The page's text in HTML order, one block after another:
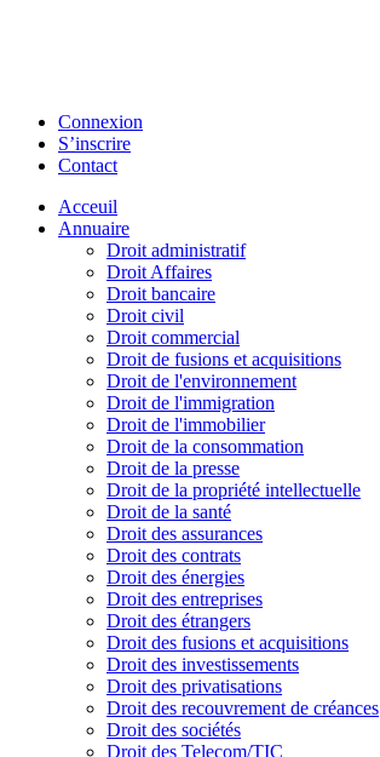
Connexion
S’inscrire
Contact
Acceuil
Annuaire
Droit administratif
Droit Affaires
Droit bancaire
Droit civil
Droit commercial
Droit de fusions et acquisitions
Droit de l'environnement
Droit de l'immigration
Droit de l'immobilier
Droit de la consommation
Droit de la presse
Droit de la propriété intellectuelle
Droit de la santé
Droit des assurances
Droit des contrats
Droit des énergies
Droit des entreprises
Droit des étrangers
Droit des fusions et acquisitions
Droit des investissements
Droit des privatisations
Droit des recouvrement de créances
Droit des sociétés
Droit des Telecom/TIC